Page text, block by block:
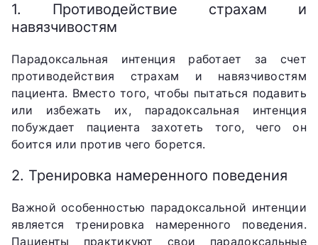
1. Противодействие страхам и
навязчивостям
Парадоксальная интенция работает за счет
противодействия страхам и навязчивостям
пациента. Вместо того, чтобы пытаться подавить
или избежать их, парадоксальная интенция
побуждает пациента захотеть того, чего он
боится или против чего борется.
2. Тренировка намеренного поведения
Важной особенностью парадоксальной интенции
является тренировка намеренного поведения.
Пациенты практикуют свои парадоксальные